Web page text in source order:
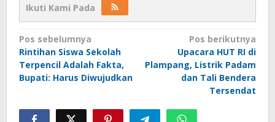
Ikuti Kami Pada
Navigasi
pos
Pos sebelumnya
Rintihan Siswa Sekolah
Terpencil Adalah Fakta,
Bupati: Harus Diwujudkan
Pos berikutnya
Upacara HUT RI di
Plampang, Listrik Padam
dan Tali Bendera
Tersendat